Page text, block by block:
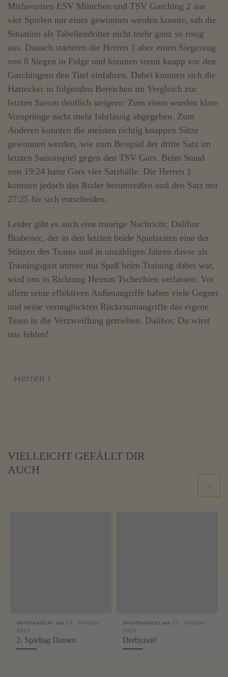
Mitfavoriten ESV München und TSV Garching 2 aus
vier Spielen nur eines gewonnen werden konnte, sah die
Situation als Tabellendritter nicht mehr ganz so rosig
aus. Danach starteten die Herren 1 aber einen Siegeszug
von 8 Siegen in Folge und konnten somit knapp vor den
Garchingern den Titel einfahren. Dabei konnten sich die
Hartecker in folgenden Bereichen im Vergleich zur
letzten Saison deutlich steigern: Zum einen wurden klare
Vorsprünge nicht mehr fahrlässig abgegeben. Zum
Anderen konnten die meisten richtig knappen Sätze
gewonnen werden, wie zum Beispiel der dritte Satz im
letzten Saisonspiel gegen den TSV Gars. Beim Stand
von 19:24 hatte Gars vier Satzbälle. Die Herren 1
konnten jedoch das Ruder herumreißen und den Satz mit
27:25 für sich entscheiden.
Leider gibt es auch eine traurige Nachricht: Dalibor
Brabenec, der in den letzten beide Spielzeiten eine der
Stützen des Teams und in unzähligen Jahren davor als
Trainingsgast immer mit Spaß beim Training dabei war,
wird uns in Richtung Heimat Tschechien verlassen. Vor
allem seine effektiven Außenangriffe haben viele Gegner
und seine verunglückten Rückraumangriffe das eigene
Team in die Verzweiflung getrieben. Dalibor, Du wirst
uns fehlen!
Herren I
VIELLEICHT GEFÄLLT DIR
AUCH
Veröffentlicht am 19. Oktober
2015
2. Spieltag Damen
Veröffentlicht am 25. Oktober
2015
Derbyzeit!